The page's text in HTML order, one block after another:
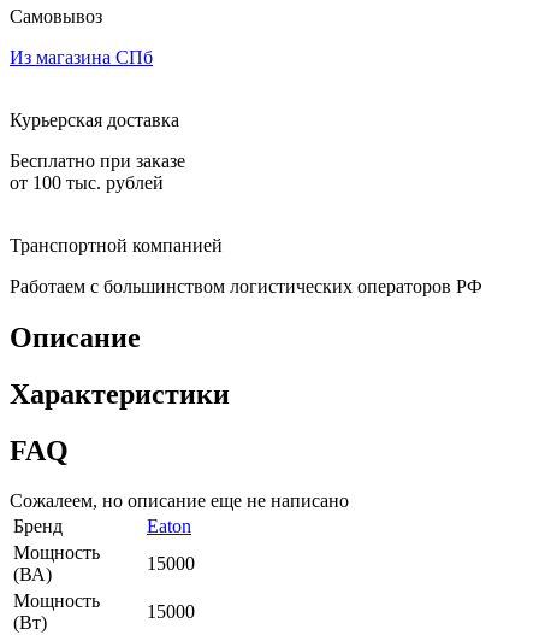
Самовывоз
Из магазина СПб
Курьерская доставка
Бесплатно при заказе
от 100 тыс. рублей
Транспортной компанией
Работаем с большинством логистических операторов РФ
Описание
Характеристики
FAQ
Сожалеем, но описание еще не написано
Бренд
Eaton
Мощность
(ВА)
15000
Мощность
(Вт)
15000